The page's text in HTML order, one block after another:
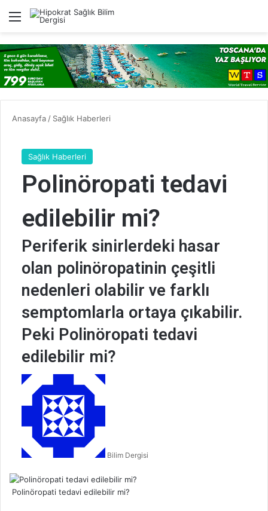
Menü
Anasayfa / Sağlık Haberleri
Sağlık Haberleri
Polinöropati tedavi
edilebilir mi?
Periferik sinirlerdeki hasar
olan polinöropatinin çeşitli
nedenleri olabilir ve farklı
semptomlarla ortaya çıkabilir.
Peki Polinöropati tedavi
edilebilir mi?
Bilim Dergisi
Polinöropati tedavi edilebilir mi?